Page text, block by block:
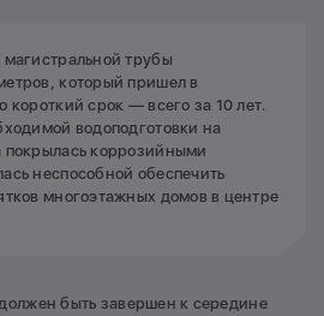
трубы
который пришел в
короткий срок — всего за 10 лет.
водоподготовки на
покрылась коррозийными
неспособной обеспечить
многоэтажных домов в центре
быть завершен к середине